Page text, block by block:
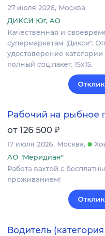
27 июля 2026 Москва
ДИКСИ Юг, АО
Качественная и
супермаркетам "Дикси".
удостоверение
полный соц.пакет, 15х15.
Рабочий на рыбное
от 126 500 ₽
17 июля 2026 Москва
АО "Меридиан"
Работа вахтой с
проживанием!
Водитель